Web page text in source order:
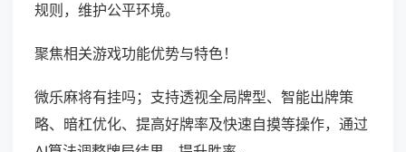
规则，维护公平环境。
聚焦相关游戏功能优势与特色！
微乐麻将有挂吗；支持透视全局牌型、智能出牌策
略、暗杠优化、提高好牌率及快速自摸等操作，通过